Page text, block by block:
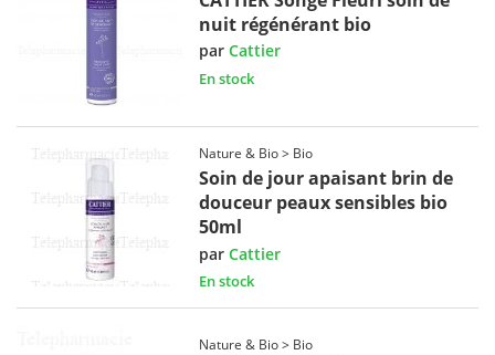
nuit régénérant bio
parCattier
En stock
Nature & Bio > Bio
Soin de jour apaisant brin de
douceur peaux sensibles bio
50ml
parCattier
En stock
Nature & Bio > Bio